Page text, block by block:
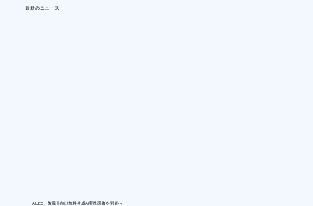
最新のニュース
AIUEO、教職員向け無料生成AI実践研修を開催へ